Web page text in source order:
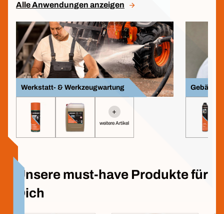
Alle Anwendungen anzeigen
Werkstatt- & Werkzeugwartung
+
weitere Artikel
Unsere must-have Produkte für
Dich